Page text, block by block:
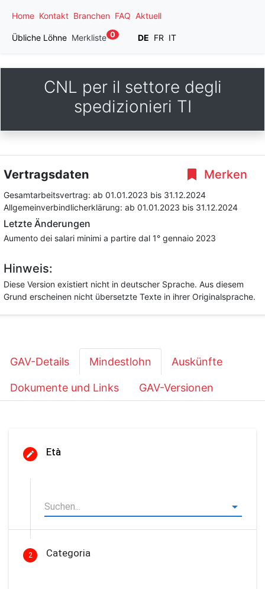
Home Kontakt Branchen FAQ Aktuell
Übliche Löhne Merkliste 0 DE FR IT
CNL per il settore degli
spedizionieri TI
Merken
Vertragsdaten
Gesamtarbeitsvertrag: ab 01.01.2023 bis 31.12.2024
Allgemeinverbindlicherklärung: ab 01.01.2023 bis 31.12.2024
Letzte Änderungen
Aumento dei salari minimi a partire dal 1° gennaio 2023
Hinweis:
Diese Version existiert nicht in deutscher Sprache. Aus diesem
Grund erscheinen nicht übersetzte Texte in ihrer Originalsprache.
GAV-Details Mindestlohn Auskünfte
Dokumente und Links GAV-Versionen
Età
2 Categoria